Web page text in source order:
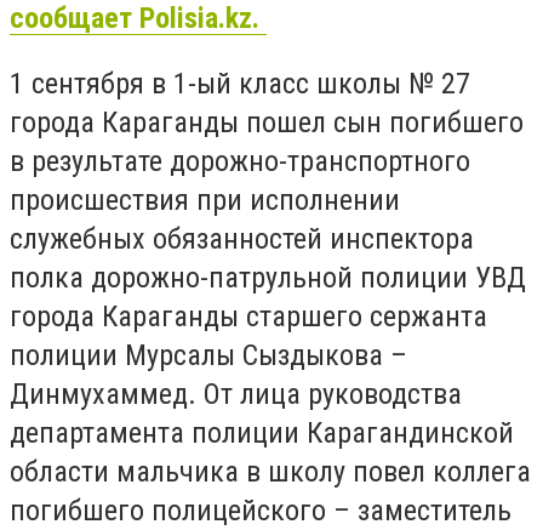
сообщает Polisia.kz.
1 сентября в 1-ый класс школы № 27
города Караганды пошел сын погибшего
в результате дорожно-транспортного
происшествия при исполнении
служебных обязанностей инспектора
полка дорожно-патрульной полиции УВД
города Караганды старшего сержанта
полиции Мурсалы Сыздыкова –
Динмухаммед. От лица руководства
департамента полиции Карагандинской
области мальчика в школу повел коллега
погибшего полицейского – заместитель